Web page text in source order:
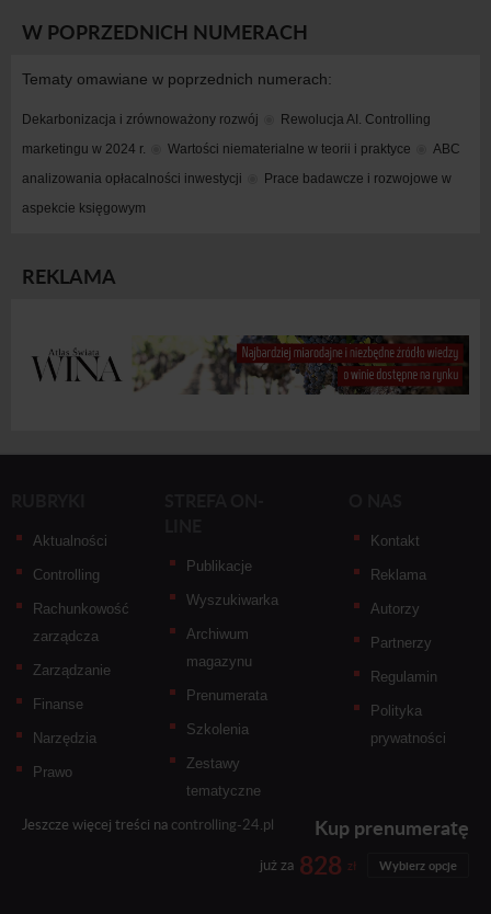
W POPRZEDNICH NUMERACH
Tematy omawiane w poprzednich numerach:
Dekarbonizacja i zrównoważony rozwój
Rewolucja AI. Controlling
marketingu w 2024 r.
Wartości niematerialne w teorii i praktyce
ABC
analizowania opłacalności inwestycji
Prace badawcze i rozwojowe w
aspekcie księgowym
REKLAMA
Aktualności
Controlling
Rachunkowość
zarządcza
Zarządzanie
Finanse
Narzędzia
Prawo
Publikacje
Wyszukiwarka
Archiwum
magazynu
Prenumerata
Szkolenia
Zestawy
tematyczne
Kontakt
Reklama
Autorzy
Partnerzy
Regulamin
Polityka
prywatności
Jeszcze więcej treści na controlling-24.pl Kup prenumeratę
już za 828 zł Wybierz opcje